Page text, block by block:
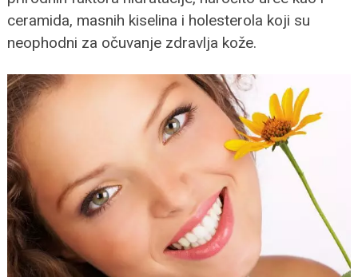
ceramida, masnih kiselina i holesterola koji su
neophodni za očuvanje zdravlja kože.